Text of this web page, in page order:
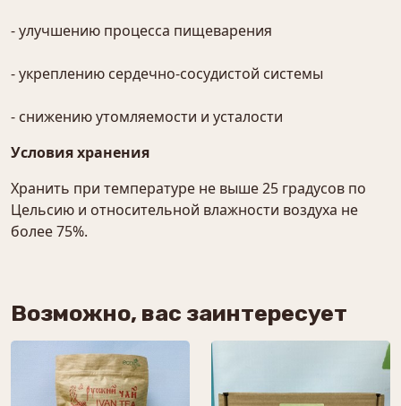
- улучшению процесса пищеварения
- укреплению сердечно-сосудистой системы
- снижению утомляемости и усталости
Условия хранения
Хранить при температуре не выше 25 градусов по
Цельсию и относительной влажности воздуха не
более 75%.
Возможно, вас заинтересует